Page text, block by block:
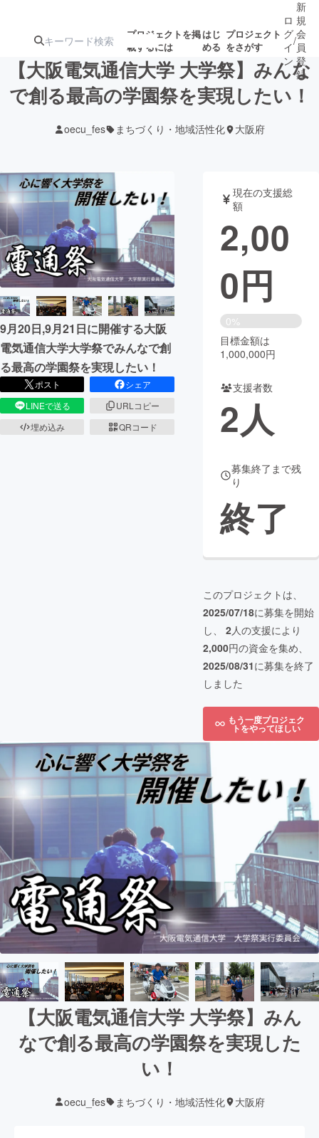
プロジェクトを掲
載するには
はじ
める
プロジェクト
をさがす
ターン
ジェクト
募集終了が近いプ
ロジェクト
もうすぐ公開
されます
アート・写真 音楽
テクノロジー・ガジェット ゲーム・サ
映像・映画 書籍・雑誌
ビジネス・起業 チャレンジ
まちづくり・地域活性化
CAMPFIRE for Social Good CAMPFIRE Creation
CAMPFIREふるさと納税
コミュニティ
ロ
グ
イ
ン
/
新
規
会
員
登
録
【大阪電気通信大学 大学祭】みんな
で創る最高の学園祭を実現したい！
oecu_fes まちづくり・地域活性化 大阪府
9月20日,9月21日に開催する大阪
電気通信大学大学祭でみんなで創
る最高の学園祭を実現したい！
ポスト
シェア
LINEで送る
URLコピー
埋め込み
QRコード
現在の支援総
額
2,00
0円
0%
目標金額は
1,000,000円
支援者数
2人
募集終了まで残
り
終了
このプロジェクトは、
2025/07/18に募集を開始
し、 2人の支援により
2,000円の資金を集め、
2025/08/31に募集を終了
しました
もう一度プロジェク
トをやってほしい
【大阪電気通信大学 大学祭】みん
なで創る最高の学園祭を実現した
い！
oecu_fes まちづくり・地域活性化 大阪府